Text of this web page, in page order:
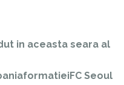
in aceasta seara al
formatieiFC Seoul